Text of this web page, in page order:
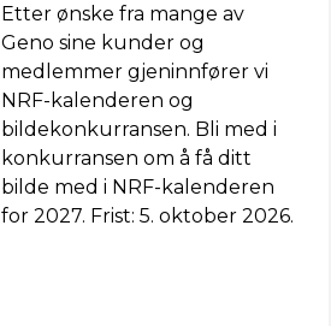
Etter ønske fra mange av
Geno sine kunder og
medlemmer gjeninnfører vi
NRF-kalenderen og
bildekonkurransen. Bli med i
konkurransen om å få ditt
bilde med i NRF-kalenderen
for 2027. Frist: 5. oktober 2026.